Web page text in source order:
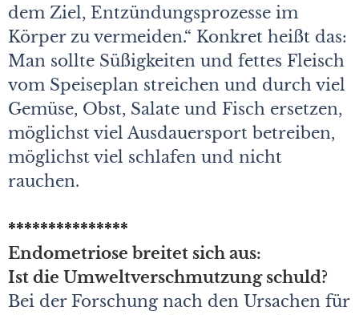
dem Ziel, Entzündungsprozesse im
Körper zu vermeiden.“ Konkret heißt das:
Man sollte Süßigkeiten und fettes Fleisch
vom Speiseplan streichen und durch viel
Gemüse, Obst, Salate und Fisch ersetzen,
möglichst viel Ausdauersport betreiben,
möglichst viel schlafen und nicht
rauchen.
***************
Endometriose breitet sich aus:
Ist die Umweltverschmutzung schuld?
Bei der Forschung nach den Ursachen für